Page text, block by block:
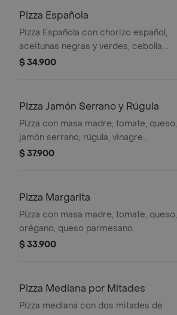
Pizza Española
Pizza Española con chorizo español,
aceitunas negras y verdes, cebolla,
tamaño personal.
$ 34.900
Pizza Jamón Serrano y Rúgula
Pizza con masa madre, tomate, queso,
jamón serrano, rúgula, vinagre
balsámico, queso parmesano. Tamaño
$ 37.900
Pizza Margarita
Pizza con masa madre, tomate, queso,
orégano, queso parmesano.
$ 33.900
Pizza Mediana por Mitades
Pizza mediana con dos mitades de